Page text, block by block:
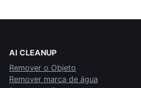
AI CLEANUP
Remover o Objeto
Remover marca de água